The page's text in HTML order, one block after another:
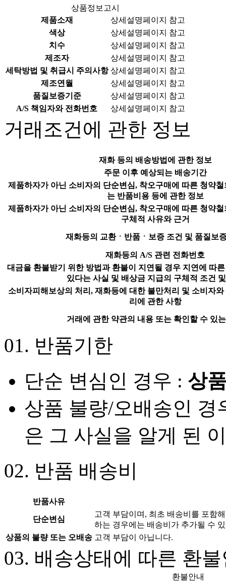
상품정보고시
제품소재
상세설명페이지 참고
색상
상세설명페이지 참고
치수
상세설명페이지 참고
제조자
상세설명페이지 참고
세탁방법 및 취급시 주의사항 상세설명페이지 참고
제조연월
상세설명페이지 참고
품질보증기준
상세설명페이지 참고
A/S 책임자와 전화번호
상세설명페이지 참고
거래조건에 관한 정보
재화 등의 배송방법에 관한 정보
주문 이후 예상되는 배송기간
제품하자가 아닌 소비자의 단순변심, 착오구매에 따른 청약
는 반품비용 등에 관한 정보
제품하자가 아닌 소비자의 단순변심, 착오구매에 따른 청약
구체적 사유와 근거
재화등의 교환ㆍ반품ㆍ보증 조건 및 품질보
재화등의 A/S 관련 전화번호
대금을 환불받기 위한 방법과 환불이 지연될 경우 지연에 따
있다는 사실 및 배상금 지급의 구체적 조건
소비자피해보상의 처리, 재화등에 대한 불만처리 및 소비자
리에 관한 사항
거래에 관한 약관의 내용 또는 확인할 수 있
01. 반품기한
단순 변심인 경우 : 상
상품 불량/오배송인 경
은 그 사실을 알게 된
02. 반품 배송비
반품사유
단순변심
고객 부담이며, 최초 배송비를 포함
하는 경우에는 배송비가 추가될 수
상품의 불량 또는 오배송 고객 부담이 아닙니다.
03. 배송상태에 따른 환
환불안내